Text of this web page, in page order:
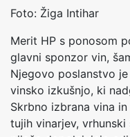
Foto: Žiga Intihar
Merit HP s ponosom
glavni sponzor vin,
Njegovo poslanstvo
vinsko izkušnjo, ki
Skrbno izbrana vina
tujih vinarjev,